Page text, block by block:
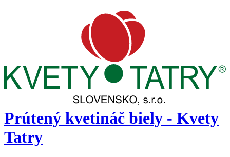
Prútený kvetináč biely - Kvety
Tatry